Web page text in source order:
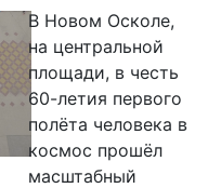
В Новом Осколе,
на центральной
площади, в честь
60-летия первого
полёта человека в
космос прошёл
масштабный